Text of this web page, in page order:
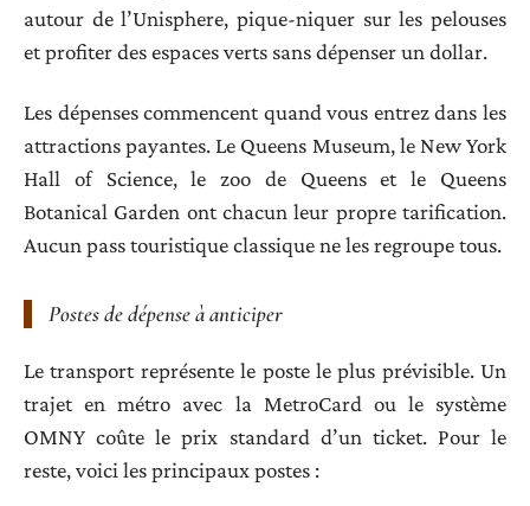
autour de l’Unisphere, pique-niquer sur les pelouses
et profiter des espaces verts sans dépenser un dollar.
Les dépenses commencent quand vous entrez dans les
attractions payantes. Le Queens Museum, le New York
Hall of Science, le zoo de Queens et le Queens
Botanical Garden ont chacun leur propre tarification.
Aucun pass touristique classique ne les regroupe tous.
Postes de dépense à anticiper
Le transport représente le poste le plus prévisible. Un
trajet en métro avec la MetroCard ou le système
OMNY coûte le prix standard d’un ticket. Pour le
reste, voici les principaux postes :